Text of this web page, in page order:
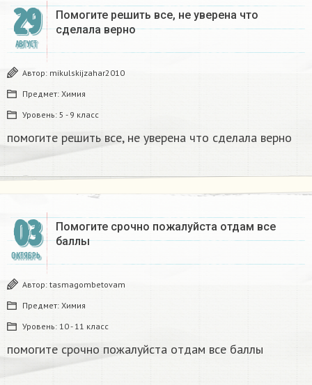
29
АВГУСТ
Помогите решить все, не уверена что
сделала верно
Автор: mikulskijzahar2010
Предмет: Химия
Уровень: 5 - 9 класс
помогите решить все, не уверена что сделала верно
03
ОКТЯБРЬ
Помогите срочно пожалуйста отдам все
баллы​
Автор: tasmagombetovam
Предмет: Химия
Уровень: 10 - 11 класс
помогите срочно пожалуйста отдам все баллы​